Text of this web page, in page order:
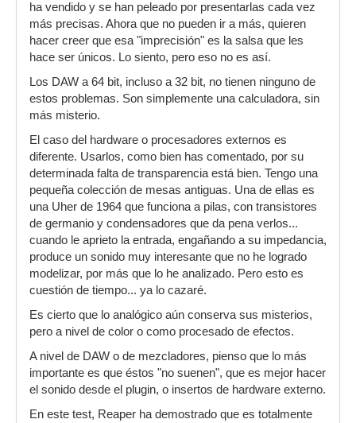
ha vendido y se han peleado por presentarlas cada vez
más precisas. Ahora que no pueden ir a más, quieren
hacer creer que esa "imprecisión" es la salsa que les
hace ser únicos. Lo siento, pero eso no es así.
Los DAW a 64 bit, incluso a 32 bit, no tienen ninguno de
estos problemas. Son simplemente una calculadora, sin
más misterio.
El caso del hardware o procesadores externos es
diferente. Usarlos, como bien has comentado, por su
determinada falta de transparencia está bien. Tengo una
pequeña colección de mesas antiguas. Una de ellas es
una Uher de 1964 que funciona a pilas, con transistores
de germanio y condensadores que da pena verlos...
cuando le aprieto la entrada, engañando a su impedancia,
produce un sonido muy interesante que no he logrado
modelizar, por más que lo he analizado. Pero esto es
cuestión de tiempo... ya lo cazaré.
Es cierto que lo analógico aún conserva sus misterios,
pero a nivel de color o como procesado de efectos.
A nivel de DAW o de mezcladores, pienso que lo más
importante es que éstos "no suenen", que es mejor hacer
el sonido desde el plugin, o insertos de hardware externo.
En este test, Reaper ha demostrado que es totalmente